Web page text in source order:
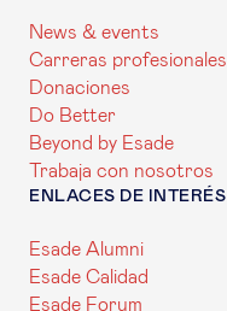
News & events
Carreras profesionales
Donaciones
Do Better
Beyond by Esade
Trabaja con nosotros
ENLACES DE INTERÉS
Esade Alumni
Esade Calidad
Esade Forum